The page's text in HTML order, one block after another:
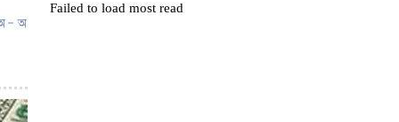
Failed to load most read